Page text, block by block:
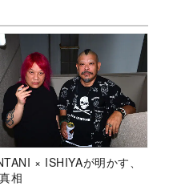
× ISHIYAが明かす、
相